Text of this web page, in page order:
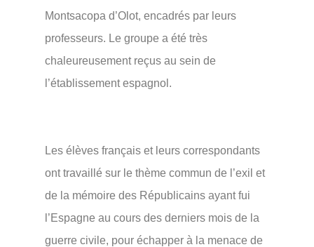
Montsacopa d’Olot, encadrés par leurs
professeurs. Le groupe a été très
chaleureusement reçus au sein de
l’établissement espagnol.
Les élèves français et leurs correspondants
ont travaillé sur le thème commun de l’exil et
de la mémoire des Républicains ayant fui
l’Espagne au cours des derniers mois de la
guerre civile, pour échapper à la menace de